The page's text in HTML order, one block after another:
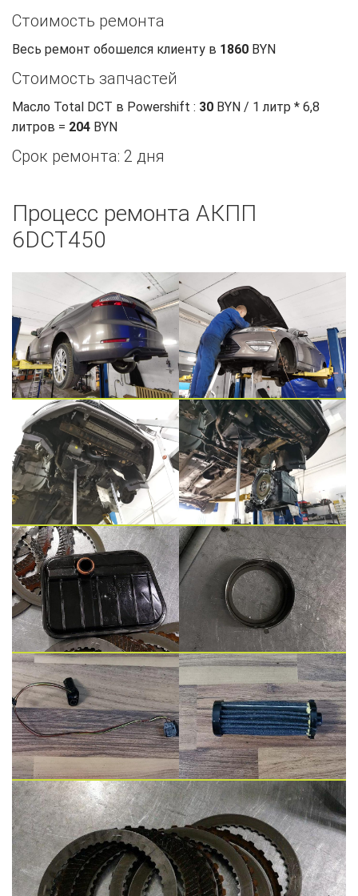
Стоимость ремонта
Весь ремонт обошелся клиенту в 1860 BYN
Стоимость запчастей
Масло Total DCT в Powershift : 30 BYN / 1 литр * 6,8
литров = 204 BYN
Срок ремонта: 2 дня
Процесс ремонта АКПП
6DCT450